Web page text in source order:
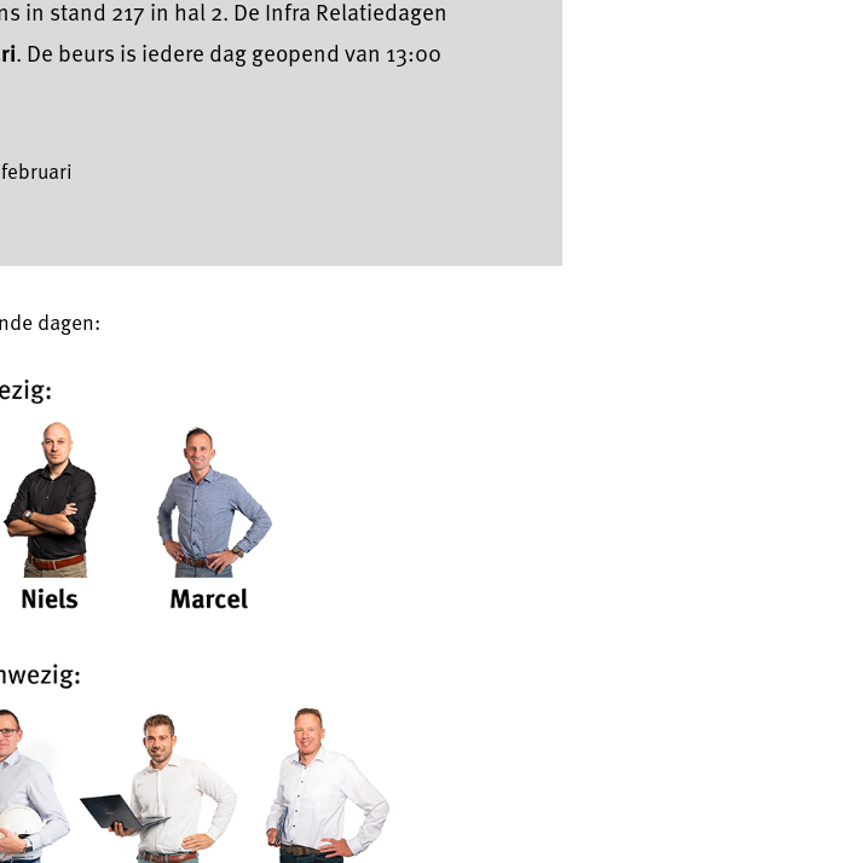
in stand 217 in hal 2. De Infra Relatiedagen
. De beurs is iedere dag geopend van 13:00
dagen: